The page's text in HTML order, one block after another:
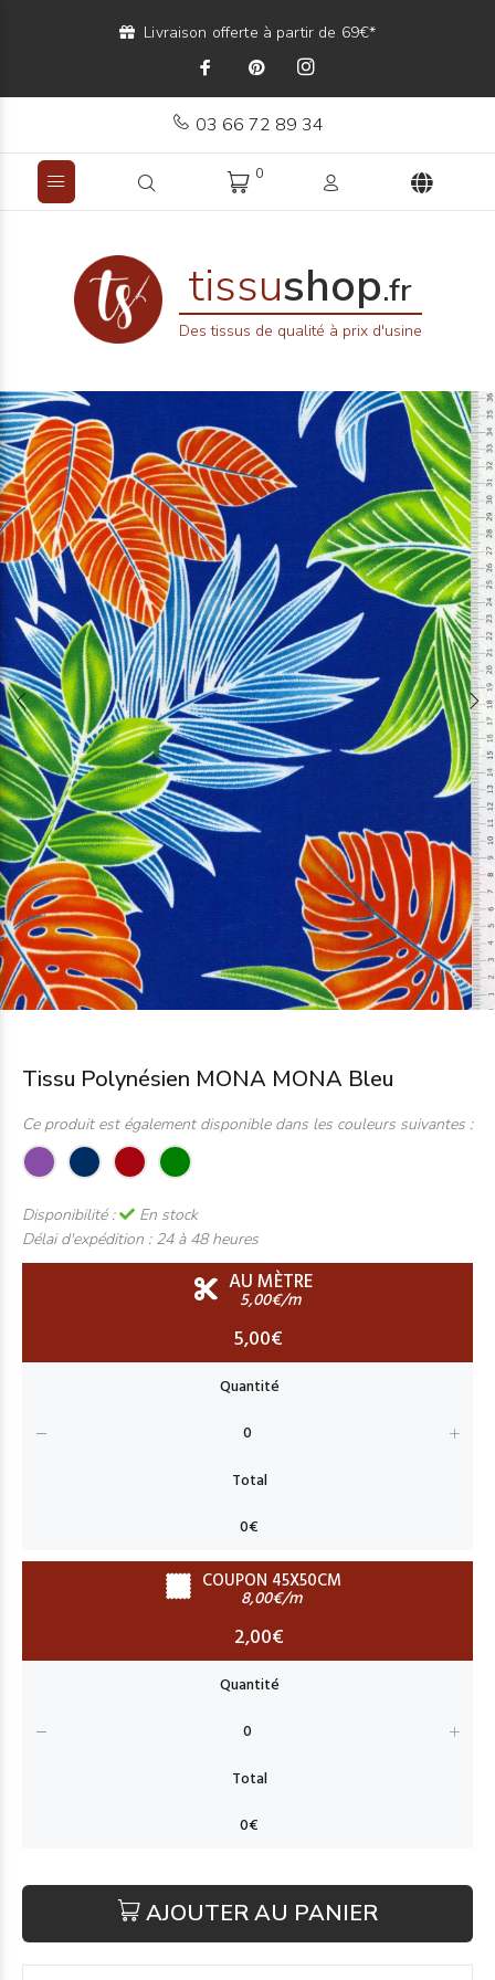
Livraison offerte à partir de 69€*
03 66 72 89 34
0
tissushop.fr
Des tissus de qualité à prix d'usine
Tissu Polynésien MONA MONA Bleu
Ce produit est également disponible dans les couleurs suivantes :
Disponibilité :
En stock
Délai d'expédition : 24 à 48 heures
AU MÈTRE
5,00€/m
5,00€
COUPON 45X50CM
8,00€/m
2,00€
AJOUTER AU PANIER